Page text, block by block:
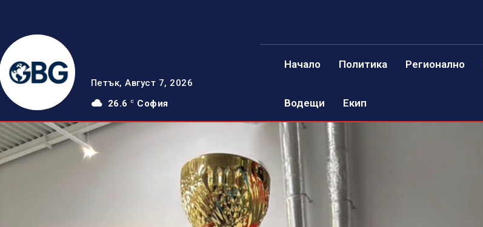
Петък, Август 7, 2026
26.6
C София
Начало Политика Регионално
Водещи Екип